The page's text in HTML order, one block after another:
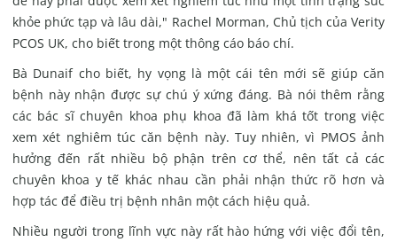
khỏe phức tạp và lâu dài," Rachel Morman, Chủ tịch của Verity
PCOS UK, cho biết trong một thông cáo báo chí.
Bà Dunaif cho biết, hy vọng là một cái tên mới sẽ giúp căn
bệnh này nhận được sự chú ý xứng đáng. Bà nói thêm rằng
các bác sĩ chuyên khoa phụ khoa đã làm khá tốt trong việc
xem xét nghiêm túc căn bệnh này. Tuy nhiên, vì PMOS ảnh
hưởng đến rất nhiều bộ phận trên cơ thể, nên tất cả các
chuyên khoa y tế khác nhau cần phải nhận thức rõ hơn và
hợp tác để điều trị bệnh nhân một cách hiệu quả.
Nhiều người trong lĩnh vực này rất hào hứng với việc đổi tên,